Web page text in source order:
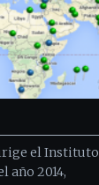
el Instituto
año 2014,